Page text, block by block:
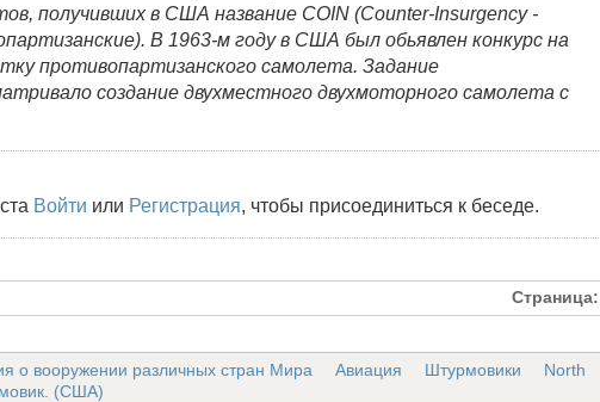
получивших в США название COIN (Counter-Insurgency -
В 1963-м году в США был обьявлен конкурс на
противопартизанского самолета. Задание
создание двухместного двухмоторного самолета с
Войти или Регистрация, чтобы присоединиться к беседе.
Страница:
о вооружении различных стран Мира Авиация Штурмовики
North
(США)